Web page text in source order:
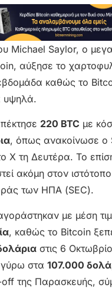
Michael Saylor, ο
αύξησε το
καθώς το
υψηλά.
220 BTC με
, όπως ανακοίνωσε ο
X τη Δευτέρα. Το
ακόμη στον
των ΗΠΑ (SEC).
με μέση
, καθώς το Bitcoin
στις 6
στα 107.000
off της Παρασκευής,